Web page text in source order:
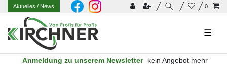
0
Aktuelles/ News
☰
Anmeldung zu unserem Newsletter
kein Angebot mehr